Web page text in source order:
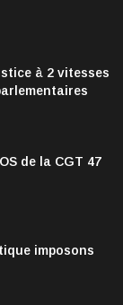
à 2 vitesses
de la CGT 47
imposons